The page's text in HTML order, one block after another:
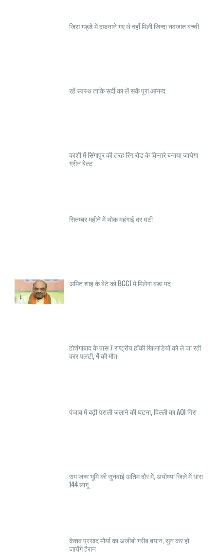
जिस गड्ढे में दफ़नाने गए थे वहाँ मिली जिन्दा नवजात बच्ची
रहें स्वस्थ ताकि सर्दी का लें सकें पूरा आनन्द
काशी में सिंगापुर की तरह रिंग रोड के किनारे बनाया जायेगा
ग्रीन बेल्ट
सितम्बर महीने में थोक महंगाई दर घटी
अमित शाह के बेटे को BCCI में मिलेगा बड़ा पद
होशंगाबाद के पास 7 राष्ट्रीय हॉकी खिलाडियों को ले जा रही
कार पलटी, 4 की मौत
पंजाब में बढ़ी पराली जलाने की घटना, दिल्ली का AQI गिरा
राम जन्म भूमि की सुनवाई अंतिम दौर में, अयोध्या जिले में धारा
144 लागू
केशव प्रसाद मौर्या का अजीबो गरीब बयान, सुन कर हो
जायेंगे हैरान